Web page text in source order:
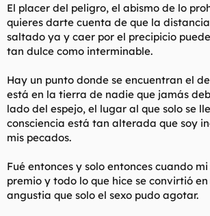
m
a
El placer del peligro, el abismo de lo
quieres darte cuenta de que la
saltado ya y caer por el precipicio
tan dulce como interminable.
Hay un punto donde se encuentran el
está en la tierra de nadie que jamás
lado del espejo, el lugar al que solo se
consciencia está tan alterada que soy
mis pecados.
Fué entonces y solo entonces cuando
premio y todo lo que hice se convirtió
angustia que solo el sexo pudo agotar.